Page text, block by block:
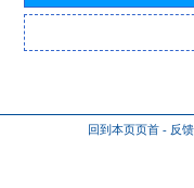
回到本页页首 - 反